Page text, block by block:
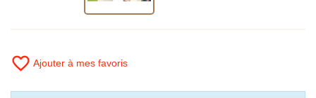
favorite_border Ajouter à mes favoris